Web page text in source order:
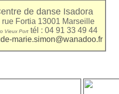
de danse Isadora
rue Fortia 13001 Marseille
Vieux Port tél : 04 91 33 49 44
marie.simon@wanadoo.fr